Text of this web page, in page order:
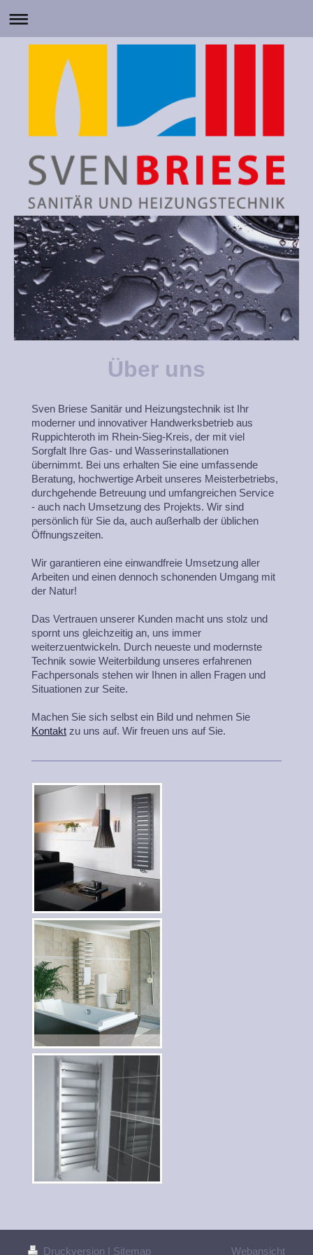
Über uns
Sven Briese Sanitär und Heizungstechnik ist Ihr
moderner und innovativer Handwerksbetrieb aus
Ruppichteroth im Rhein-Sieg-Kreis, der mit viel
Sorgfalt Ihre Gas- und Wasserinstallationen
übernimmt. Bei uns erhalten Sie eine umfassende
Beratung, hochwertige Arbeit unseres Meisterbetriebs,
durchgehende Betreuung und umfangreichen Service
- auch nach Umsetzung des Projekts. Wir sind
persönlich für Sie da, auch außerhalb der üblichen
Öffnungszeiten.
Wir garantieren eine einwandfreie Umsetzung aller
Arbeiten und einen dennoch schonenden Umgang mit
der Natur!
Das Vertrauen unserer Kunden macht uns stolz und
spornt uns gleichzeitig an, uns immer
weiterzuentwickeln. Durch neueste und modernste
Technik sowie Weiterbildung unseres erfahrenen
Fachpersonals stehen wir Ihnen in allen Fragen und
Situationen zur Seite.
Machen Sie sich selbst ein Bild und nehmen Sie
Kontakt zu uns auf. Wir freuen uns auf Sie.
Druckversion Sitemap Webansicht